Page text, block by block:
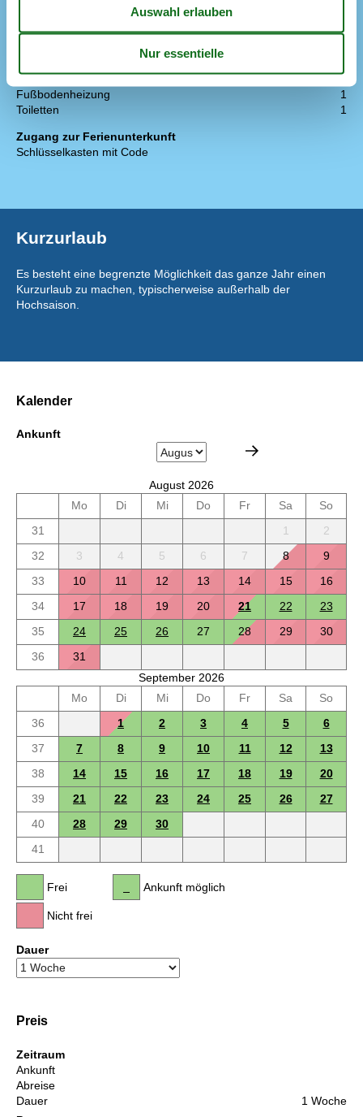
Schlafempore (Anzahl der Schlafplätze)
Duschkabine
Fußbodenheizung
1
Toiletten
1
Zugang zur Ferienunterkunft
Schlüsselkasten mit Code
Kurzurlaub
Es besteht eine begrenzte Möglichkeit das ganze Jahr einen
Kurzurlaub zu machen, typischerweise außerhalb der
Hochsaison.
Kalender
Ankunft
August 2026
Mo
Di Mi Do Fr Sa
So
31
1
2
32
3 4 5 6 7 8
9
33
10 11 12 13 14 15
16
34
17 18 19 20 21 22
23
35
24 25 26 27 28 29
30
36
31
September 2026
Mo
Di Mi Do Fr Sa
So
36
1 2 3 4 5
6
37
7 8 9 10 11 12
13
38
14 15 16 17 18 19
20
39
21 22 23 24 25 26
27
40
28 29
30
41
Frei
Nicht frei
Ankunft möglich
Dauer
Preis
Zeitraum
Ankunft
Abreise
Dauer
1 Woche